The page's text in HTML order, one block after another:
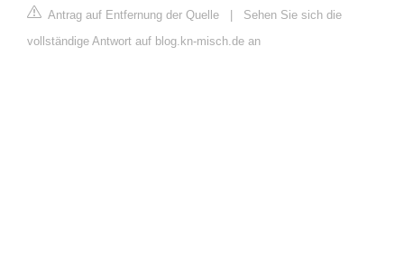
Antrag auf Entfernung der Quelle | Sehen Sie sich die
vollständige Antwort auf blog.kn-misch.de an